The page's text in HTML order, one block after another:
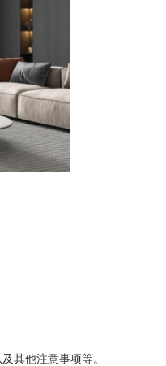
其他注意事项等。